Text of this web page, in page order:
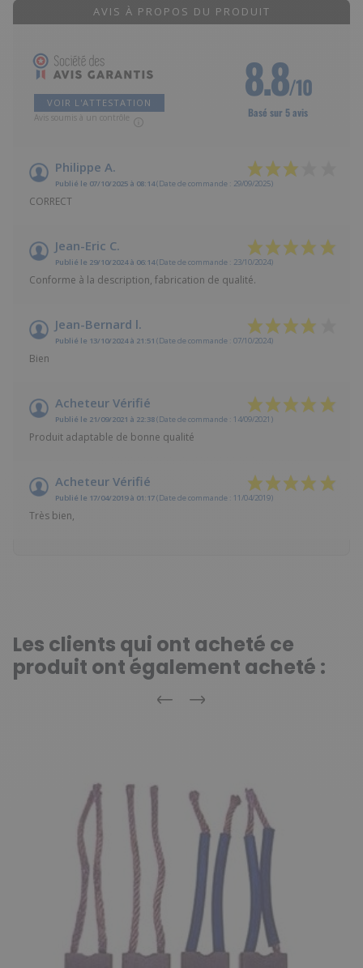
AVIS À PROPOS DU PRODUIT
VOIR L'ATTESTATION
Avis soumis à un contrôle
8.8/10
Basé sur 5 avis
Philippe A.
Publié le 07/10/2025 à 08:14(Date de commande : 29/09/2025)
CORRECT
Jean-Eric C.
Publié le 29/10/2024 à 06:14(Date de commande : 23/10/2024)
Conforme à la description, fabrication de qualité.
Jean-Bernard l.
Publié le 13/10/2024 à 21:51 (Date de commande : 07/10/2024)
Bien
Acheteur Vérifié
Publié le 21/09/2021 à 22:38(Date de commande : 14/09/2021)
Produit adaptable de bonne qualité
Acheteur Vérifié
Publié le 17/04/2019 à 01:17(Date de commande : 11/04/2019)
Très bien,
Les clients qui ont acheté ce
produit ont également acheté :
Précédent
Suivant